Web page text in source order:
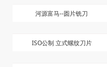
河源富马--圆片铣刀
ISO公制 立式螺纹刀片